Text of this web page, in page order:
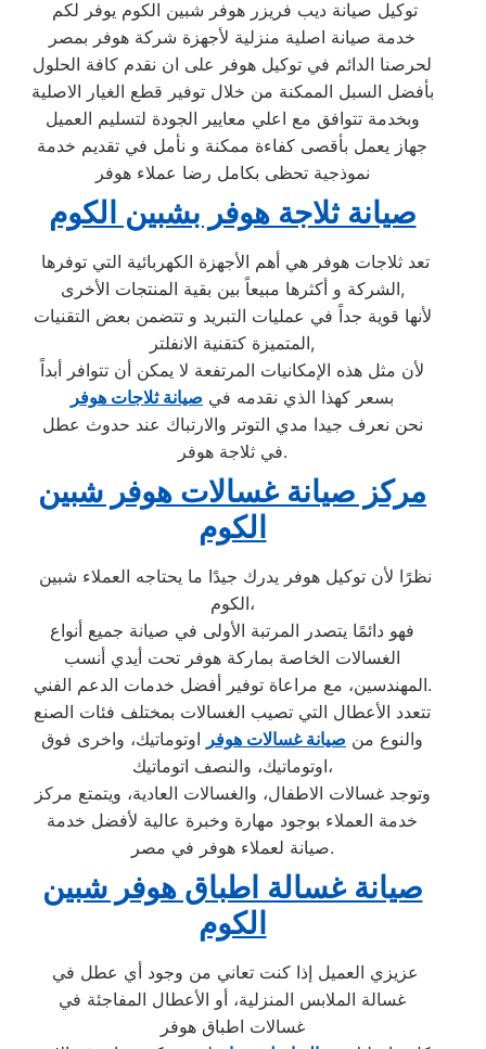
خدمة صيانة اصلية منزلية لأجهزة شركة هوفر بمصر
لحرصنا الدائم في توكيل هوفر على ان نقدم كافة الحلول
بأفضل السبل الممكنة من خلال توفير قطع الغيار الاصلية
وبخدمة تتوافق مع اعلي معايير الجودة لتسليم العميل
جهاز يعمل بأقصى كفاءة ممكنة و نأمل في تقديم خدمة
نموذجية تحظى بكامل رضا عملاء هوفر
صيانة ثلاجة هوفر بشبين الكوم
الشركة و أكثرها مبيعاً بين بقية المنتجات الأخرى,
لأنها قوية جداً في عمليات التبريد و تتضمن بعض التقنيات
المتميزة كتقنية الانفلتر,
لأن مثل هذه الإمكانيات المرتفعة لا يمكن أن تتوافر أبداً
بسعر كهذا الذي نقدمه في صيانة ثلاجات هوفر
نحن نعرف جيدا مدي التوتر والارتباك عند حدوث عطل
في ثلاجة هوفر.
مركز صيانة غسالات هوفر شبين
الكوم
الكوم،
فهو دائمًا يتصدر المرتبة الأولى في صيانة جميع أنواع
الغسالات الخاصة بماركة هوفر تحت أيدي أنسب
المهندسين، مع مراعاة توفير أفضل خدمات الدعم الفني.
تتعدد الأعطال التي تصيب الغسالات بمختلف فئات الصنع
والنوع من صيانة غسالات هوفر اوتوماتيك، واخرى فوق
اوتوماتيك، والنصف اتوماتيك،
وتوجد غسالات الاطفال، والغسالات العادية، ويتمتع مركز
خدمة العملاء بوجود مهارة وخبرة عالية لأفضل خدمة
صيانة لعملاء هوفر في مصر.
صيانة غسالة اطباق هوفر شبين
الكوم
غسالة الملابس المنزلية، أو الأعطال المفاجئة في
غسالات اطباق هوفر